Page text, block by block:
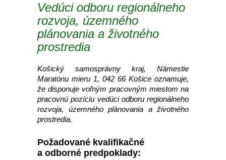
Vedúci odboru regionálneho
rozvoja, územného
plánovania a životného
prostredia
Košický samosprávny kraj, Námestie
Maratónu mieru 1, 042 66 Košice oznamuje,
že disponuje voľným pracovným miestom na
pracovnú pozíciu vedúci odboru regionálneho
rozvoja, územného plánovania a životného
prostredia.
Požadované kvalifikačné
a odborné predpoklady: